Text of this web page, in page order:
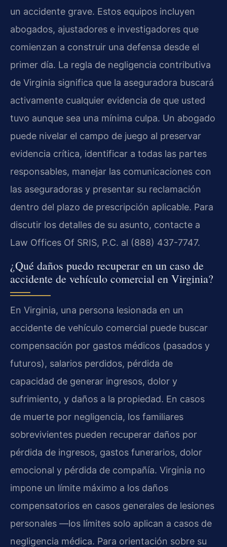
un accidente grave. Estos equipos incluyen
abogados, ajustadores e investigadores que
comienzan a construir una defensa desde el
primer día. La regla de negligencia contributiva
de Virginia significa que la aseguradora buscará
activamente cualquier evidencia de que usted
tuvo aunque sea una mínima culpa. Un abogado
puede nivelar el campo de juego al preservar
evidencia crítica, identificar a todas las partes
responsables, manejar las comunicaciones con
las aseguradoras y presentar su reclamación
dentro del plazo de prescripción aplicable. Para
discutir los detalles de su asunto, contacte a
Law Offices Of SRIS, P.C. al (888) 437-7747.
¿Qué daños puedo recuperar en un caso de
accidente de vehículo comercial en Virginia?
En Virginia, una persona lesionada en un
accidente de vehículo comercial puede buscar
compensación por gastos médicos (pasados y
futuros), salarios perdidos, pérdida de
capacidad de generar ingresos, dolor y
sufrimiento, y daños a la propiedad. En casos
de muerte por negligencia, los familiares
sobrevivientes pueden recuperar daños por
pérdida de ingresos, gastos funerarios, dolor
emocional y pérdida de compañía. Virginia no
impone un límite máximo a los daños
compensatorios en casos generales de lesiones
personales —los límites solo aplican a casos de
negligencia médica. Para orientación sobre su